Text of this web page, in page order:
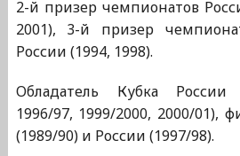
2-й призер чемпионатов
2001), 3-й призер
России (1994, 1998).
Обладатель Кубка России
1996/97, 1999/2000, 2000/01),
(1989/90) и России (1997/98).